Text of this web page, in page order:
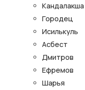
Кандалакша
Городец
Исилькуль
Асбест
Дмитров
Ефремов
Шарья